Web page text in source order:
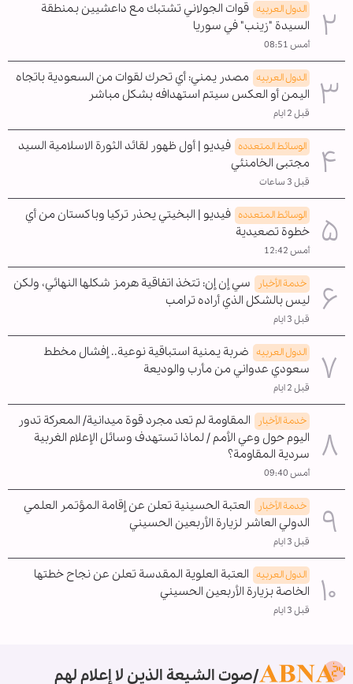
الدول العربیه قوات الجولاني تشتبك مع داعشيين بمنطقة
السيدة "زينب" في سوريا
أمس 08:51
الدول العربیه مصدر يمني: أي تحرك لقوات من السعودية باتجاه
اليمن أو العكس سيتم استهدافه بشكل مباشر
قبل 2 ايام
الوسائط المتعدده فيديو | أول ظهور لقائد الثورة الاسلامية السيد
مجتبى الخامنئي
قبل 3 ساعات
الوسائط المتعدده فيديو | البخيتي يحذر تركيا وباكستان من أي
خطوة تصعيدية
أمس 12:42
خدمة الأخبار
سي إن إن: تتخذ اتفاقية هرمز شكلها النهائي، ولكن
ليس بالشكل الذي أراده ترامب
قبل 3 ايام
الدول العربیه ضربة يمنية استباقية نوعية.. إفشال مخطط
سعودي عدواني من مأرب والوديعة
قبل 2 ايام
خدمة الأخبار
المقاومة لم تعد مجرد قوة ميدانية/ المعركة تدور
اليوم حول وعي الأمم / لماذا تستهدف وسائل الإعلام الغربية
سردية المقاومة؟
أمس 09:40
خدمة الأخبار
العتبة الحسينية تعلن عن إقامة المؤتمر العلمي
الدولي العاشر لزيارة الأربعين الحسيني
قبل 3 ايام
الدول العربیه العتبة العلوية المقدسة تعلن عن نجاح خطتها
الخاصة بزيارة الأربعين الحسيني
قبل 3 ايام
صوت الشيعة الذين لا إعلام لهم